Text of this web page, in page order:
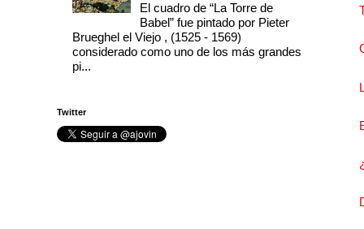
El cuadro de “La Torre de
Babel” fue pintado por Pieter
Brueghel el Viejo , (1525 - 1569)
considerado como uno de los más grandes
pi...
Twitter